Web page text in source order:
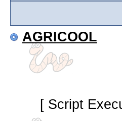
AGRICOOL
[ Script